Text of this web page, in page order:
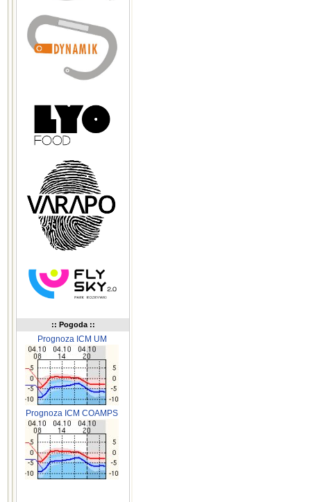
:: Pogoda ::
Prognoza ICM UM
Prognoza ICM COAMPS